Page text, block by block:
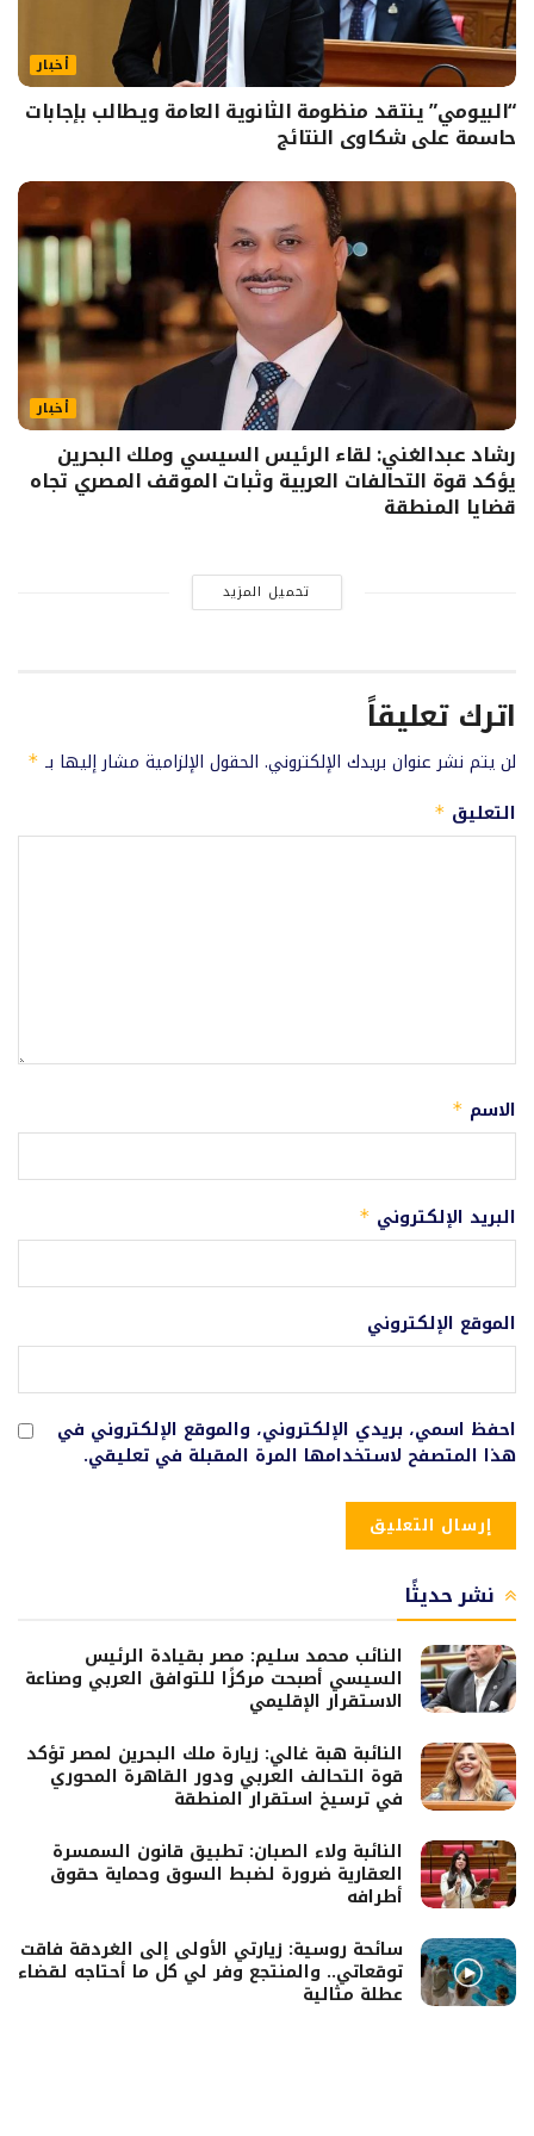
أخبار
“البيومي” ينتقد منظومة الثانوية العامة ويطالب بإجابات
حاسمة على شكاوى النتائج
أخبار
رشاد عبدالغني: لقاء الرئيس السيسي وملك البحرين
يؤكد قوة التحالفات العربية وثبات الموقف المصري تجاه
قضايا المنطقة
تحميل المزيد
اترك تعليقاً
لن يتم نشر عنوان بريدك الإلكتروني. الحقول الإلزامية مشار إليها بـ *
التعليق *
الاسم *
البريد الإلكتروني *
الموقع الإلكتروني
احفظ اسمي، بريدي الإلكتروني، والموقع الإلكتروني في
هذا المتصفح لاستخدامها المرة المقبلة في تعليقي.
نشر حديثًا
النائب محمد سليم: مصر بقيادة الرئيس
السيسي أصبحت مركزًا للتوافق العربي وصناعة
الاستقرار الإقليمي
النائبة هبة غالي: زيارة ملك البحرين لمصر تؤكد
قوة التحالف العربي ودور القاهرة المحوري
في ترسيخ استقرار المنطقة
النائبة ولاء الصبان: تطبيق قانون السمسرة
العقارية ضرورة لضبط السوق وحماية حقوق
أطرافه
سائحة روسية: زيارتي الأولى إلى الغردقة فاقت
توقعاتي.. والمنتجع وفر لي كل ما أحتاجه لقضاء
عطلة مثالية